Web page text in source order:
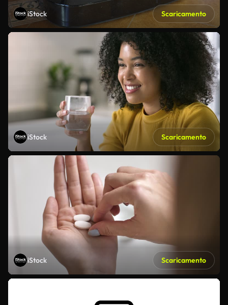
iStock Scaricamento
iStock Scaricamento
iStock Scaricamento